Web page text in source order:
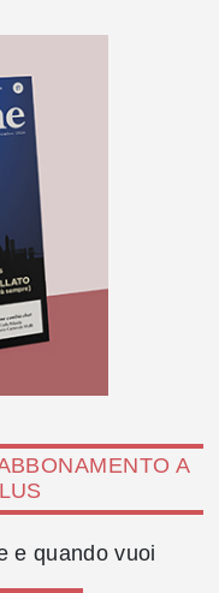
A
e quando vuoi